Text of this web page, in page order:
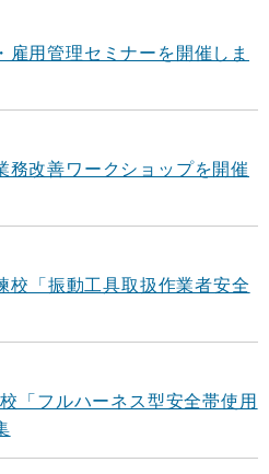
雇用管理セミナーを開催しま
務改善ワークショップを開催
校「振動工具取扱作業者安全
「フルハーネス型安全帯使用